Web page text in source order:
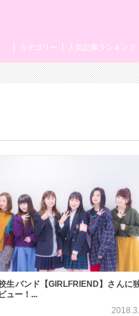
人気記事ランキング
カテゴリー
生バンド【GIRLFRIEND】さんに
ュー！...